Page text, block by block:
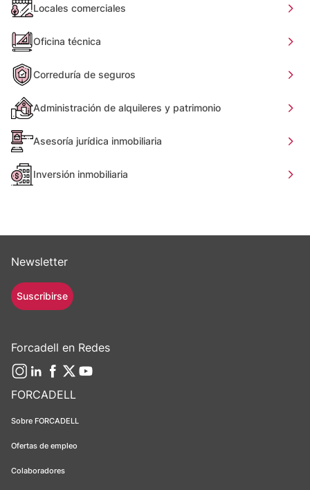
Locales comerciales
Oficina técnica
Correduría de seguros
Administración de alquileres y patrimonio
Asesoría jurídica inmobiliaria
Inversión inmobiliaria
FORCADELL
Sobre FORCADELL
Ofertas de empleo
Colaboradores
Newsletter
Suscribirse
Forcadell en Redes